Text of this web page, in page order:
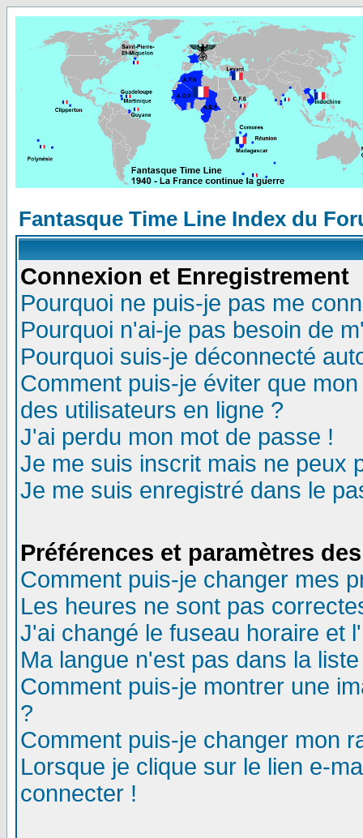
Fantasque Time Line Index du
Connexion et Enregistrement
Pourquoi ne puis-je pas me
Pourquoi n'ai-je pas besoin de
Pourquoi suis-je déconnecté
Comment puis-je éviter que
des utilisateurs en ligne ?
J'ai perdu mon mot de passe !
Je me suis inscrit mais ne peux
Je me suis enregistré dans le
Préférences et paramètres
Comment puis-je changer mes
Les heures ne sont pas
J'ai changé le fuseau horaire et
Ma langue n'est pas dans la
Comment puis-je montrer une
?
Comment puis-je changer mon
Lorsque je clique sur le lien e-
connecter !